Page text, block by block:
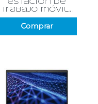
estación de
trabajo móvil...
Comprar